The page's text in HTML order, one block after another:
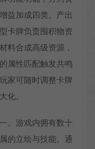
益加成四类。产出
卡牌负责囤积物资
料合成高级资源，
属性匹配触发共鸣
家可随时调整卡牌
化。
。游戏内拥有数十
的立绘与技能。通